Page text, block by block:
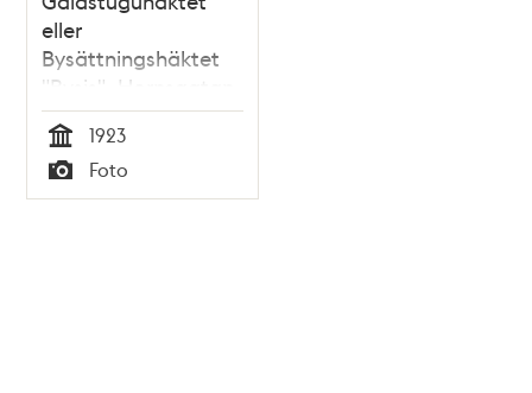
eller
Bysättningshäktet
"Bysis", Hornsgatan
82
Tid
1923
Typ
Foto